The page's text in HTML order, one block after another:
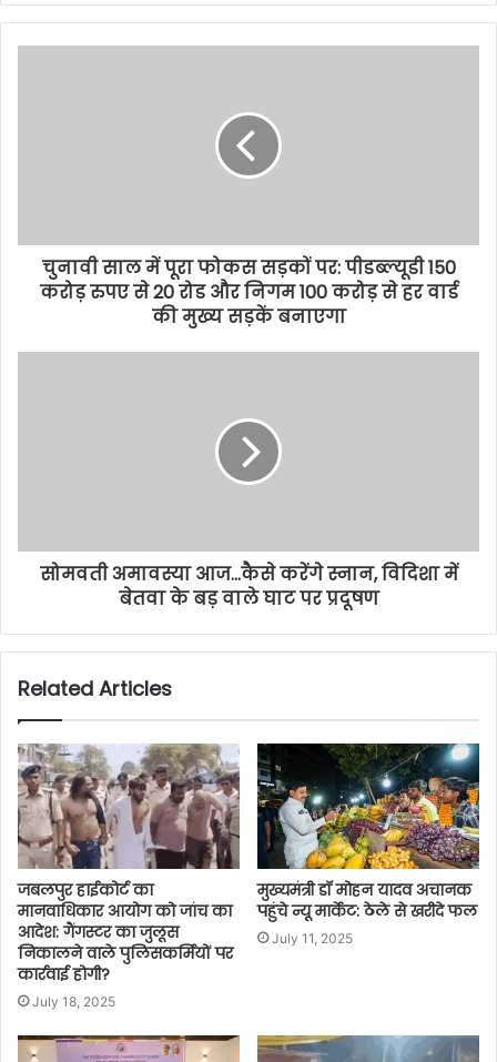
चुनावी साल में पूरा फोकस सड़कों पर: पीडब्ल्यूडी 150
करोड़ रुपए से 20 रोड और निगम 100 करोड़ से हर वार्ड
की मुख्य सड़कें बनाएगा
सोमवती अमावस्या आज...कैसे करेंगे स्नान, विदिशा में
बेतवा के बड़ वाले घाट पर प्रदूषण
Related Articles
जबलपुर हाईकोर्ट का
मानवाधिकार आयोग को जांच का
आदेश: गैंगस्टर का जुलूस
निकालने वाले पुलिसकर्मियों पर
कार्रवाई होगी?
July 18, 2025
मुख्यमंत्री डॉ मोहन यादव अचानक
पहुंचे न्यू मार्केट: ठेले से खरीदे फल
July 11, 2025